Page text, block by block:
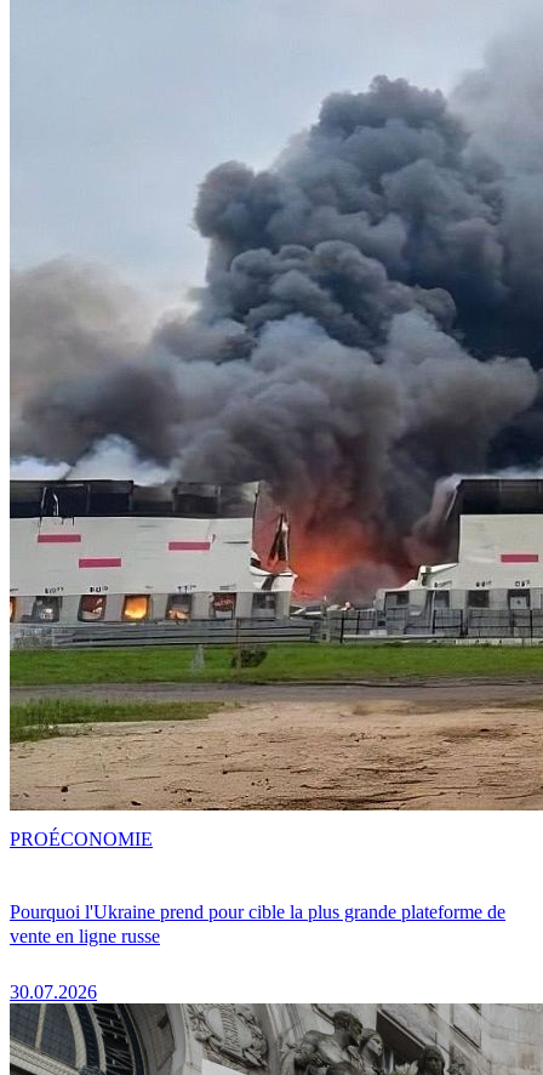
Pourquoi l'Ukraine prend pour cible la plus grande plateforme de
vente en ligne russe
30.07.2026
PROÉCONOMIE